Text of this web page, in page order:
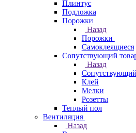
Плинтус
Подложка
Порожки
Назад
Порожки
Самоклеящиеся
Сопутствующий
Назад
Клей
Мелки
Розетты
Теплый пол
Вентиляция
Назад